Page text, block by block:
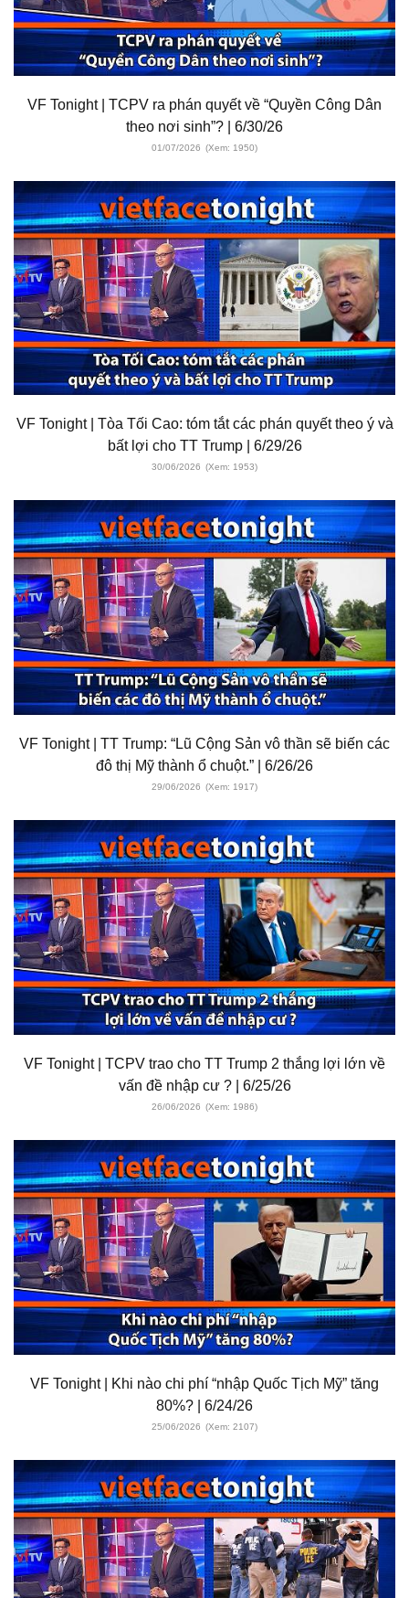
VF Tonight | TCPV ra phán quyết về “Quyền Công Dân
theo nơi sinh”? | 6/30/26
01/07/2026 (Xem: 1950)
VF Tonight | Tòa Tối Cao: tóm tắt các phán quyết theo ý và
bất lợi cho TT Trump | 6/29/26
30/06/2026 (Xem: 1953)
VF Tonight | TT Trump: “Lũ Cộng Sản vô thần sẽ biến các
đô thị Mỹ thành ổ chuột.” | 6/26/26
29/06/2026 (Xem: 1917)
VF Tonight | TCPV trao cho TT Trump 2 thắng lợi lớn về
vấn đề nhập cư ? | 6/25/26
26/06/2026 (Xem: 1986)
VF Tonight | Khi nào chi phí “nhập Quốc Tịch Mỹ” tăng
80%? | 6/24/26
25/06/2026 (Xem: 2107)